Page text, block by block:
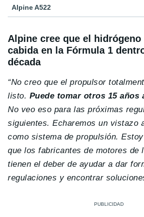
Alpine A522
Alpine cree que el
cabida en la Fórmula 1
década
“No creo que el propulsor
listo. Puede tomar otros 15 años
No veo eso para las próximas
siguientes. Echaremos un vistazo
como sistema de propulsión.
que los fabricantes de motores de
tienen el deber de ayudar a dar
regulaciones y encontrar